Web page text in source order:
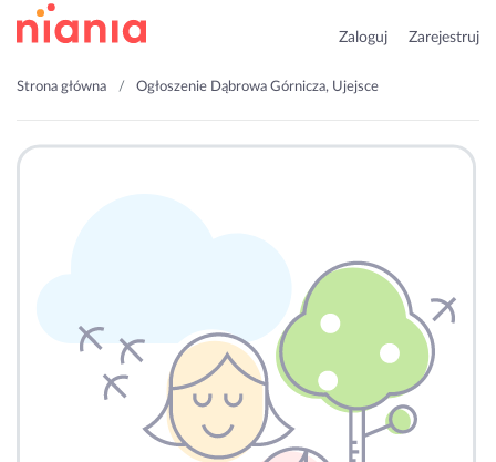
Zaloguj Zarejestruj
Strona główna Ogłoszenie Dąbrowa Górnicza, Ujejsce